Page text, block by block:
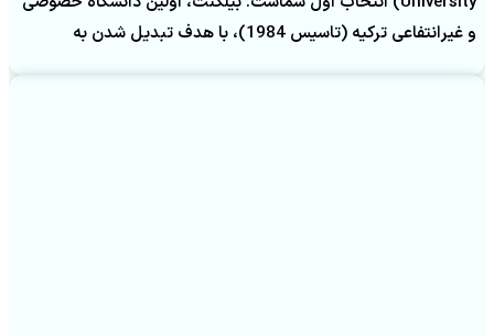
و غیرانتفاعی ترکیه (تاسیس 1984)، با هدف تبدیل شدن به